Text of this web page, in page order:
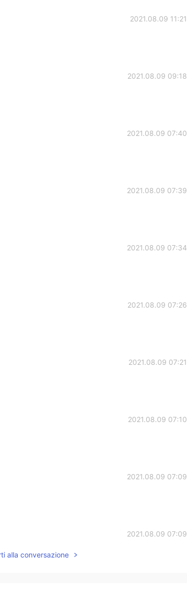
2021.08.09 11:21
2021.08.09 09:18
2021.08.09 07:40
2021.08.09 07:39
2021.08.09 07:34
2021.08.09 07:26
2021.08.09 07:21
2021.08.09 07:10
2021.08.09 07:09
2021.08.09 07:09
alla conversazione